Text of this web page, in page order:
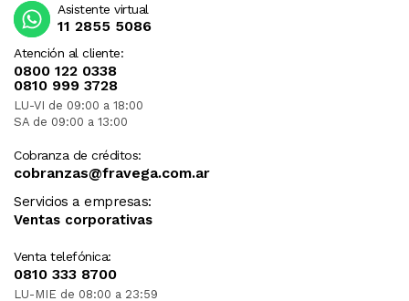
Atención al cliente:
0800 122 0338
0810 999 3728
LU-VI de 09:00 a 18:00
SA de 09:00 a 13:00
Cobranza de créditos:
cobranzas@fravega.com.ar
Servicios a empresas:
Ventas corporativas
Venta telefónica:
0810 333 8700
LU-MIE de 08:00 a 23:59
Asistente virtual
11 2855 5086